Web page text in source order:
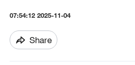
07:54:12 2025-11-04
Share